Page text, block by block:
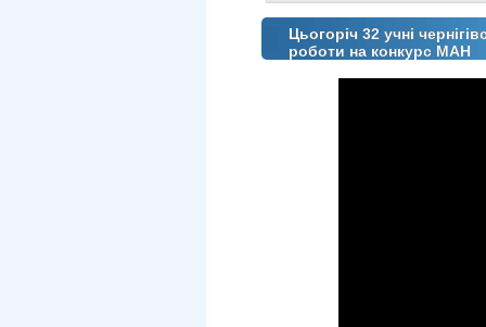
Цьогоріч 32 учні
роботи на конкурс МАН